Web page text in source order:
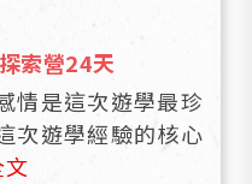
索營24天
情是這次遊學最珍
次遊學經驗的核心